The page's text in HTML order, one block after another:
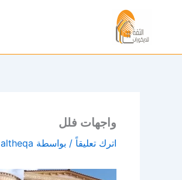
واجهات فلل
اترك تعليقاً / بواسطة altheqa